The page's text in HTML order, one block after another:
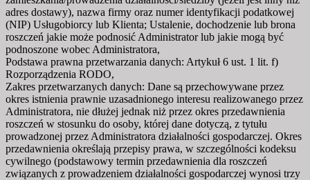
adres dostawy), nazwa firmy oraz numer identyfikacji podatkowej
(NIP) Usługobiorcy lub Klienta; Ustalenie, dochodzenie lub brona
roszczeń jakie może podnosić Administrator lub jakie mogą być
podnoszone wobec Administratora,
Podstawa prawna przetwarzania danych: Artykuł 6 ust. 1 lit. f)
Rozporządzenia RODO,
Zakres przetwarzanych danych: Dane są przechowywane przez
okres istnienia prawnie uzasadnionego interesu realizowanego przez
Administratora, nie dłużej jednak niż przez okres przedawnienia
roszczeń w stosunku do osoby, której dane dotyczą, z tytułu
prowadzonej przez Administratora działalności gospodarczej. Okres
przedawnienia określają przepisy prawa, w szczególności kodeksu
cywilnego (podstawowy termin przedawnienia dla roszczeń
związanych z prowadzeniem działalności gospodarczej wynosi trzy